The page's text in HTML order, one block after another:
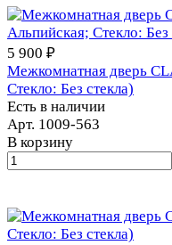
5 900 ₽
Межкомнатная дверь
Стекло: Без стекла)
Есть в наличии
Арт. 1009-563
В корзину